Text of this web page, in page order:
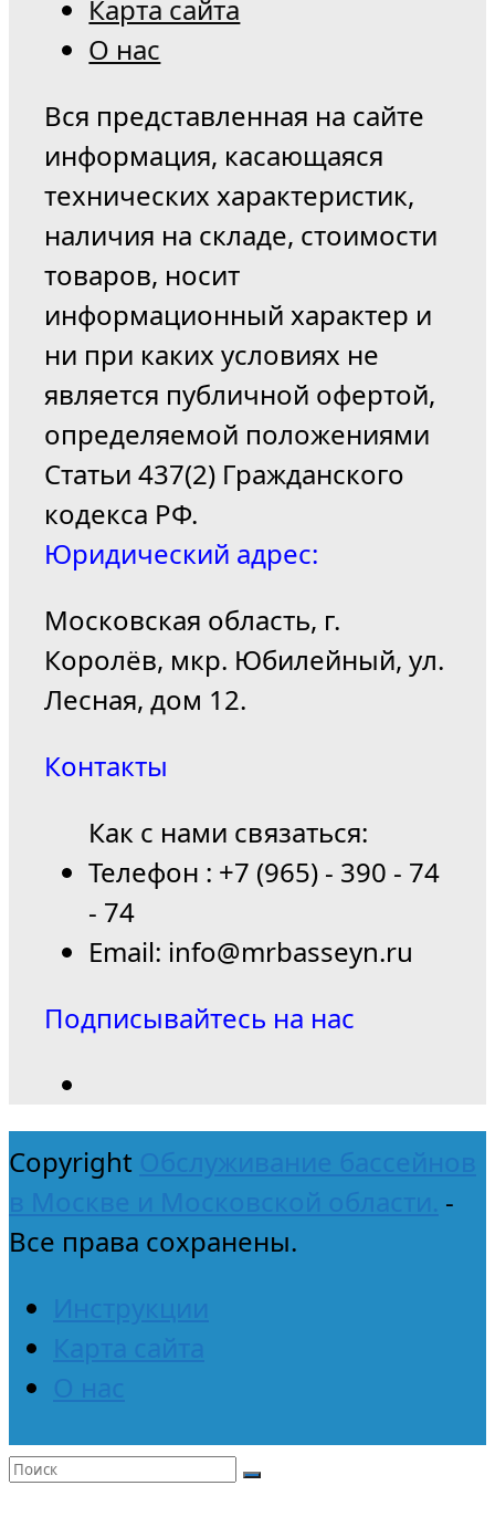
Карта сайта
О нас
Вся представленная на сайте
информация, касающаяся
технических характеристик,
наличия на складе, стоимости
товаров, носит
информационный характер и
ни при каких условиях не
является публичной офертой,
определяемой положениями
Статьи 437(2) Гражданского
кодекса РФ.
Юридический адрес:
Московская область, г.
Королёв, мкр. Юбилейный, ул.
Лесная, дом 12.
Контакты
Как с нами связаться:
Телефон : +7 (965) - 390 - 74
- 74
Email: info@mrbasseyn.ru
Подписывайтесь на нас
Copyright Обслуживание бассейнов
в Москве и Московской области. -
Все права сохранены.
Инструкции
Карта сайта
О нас